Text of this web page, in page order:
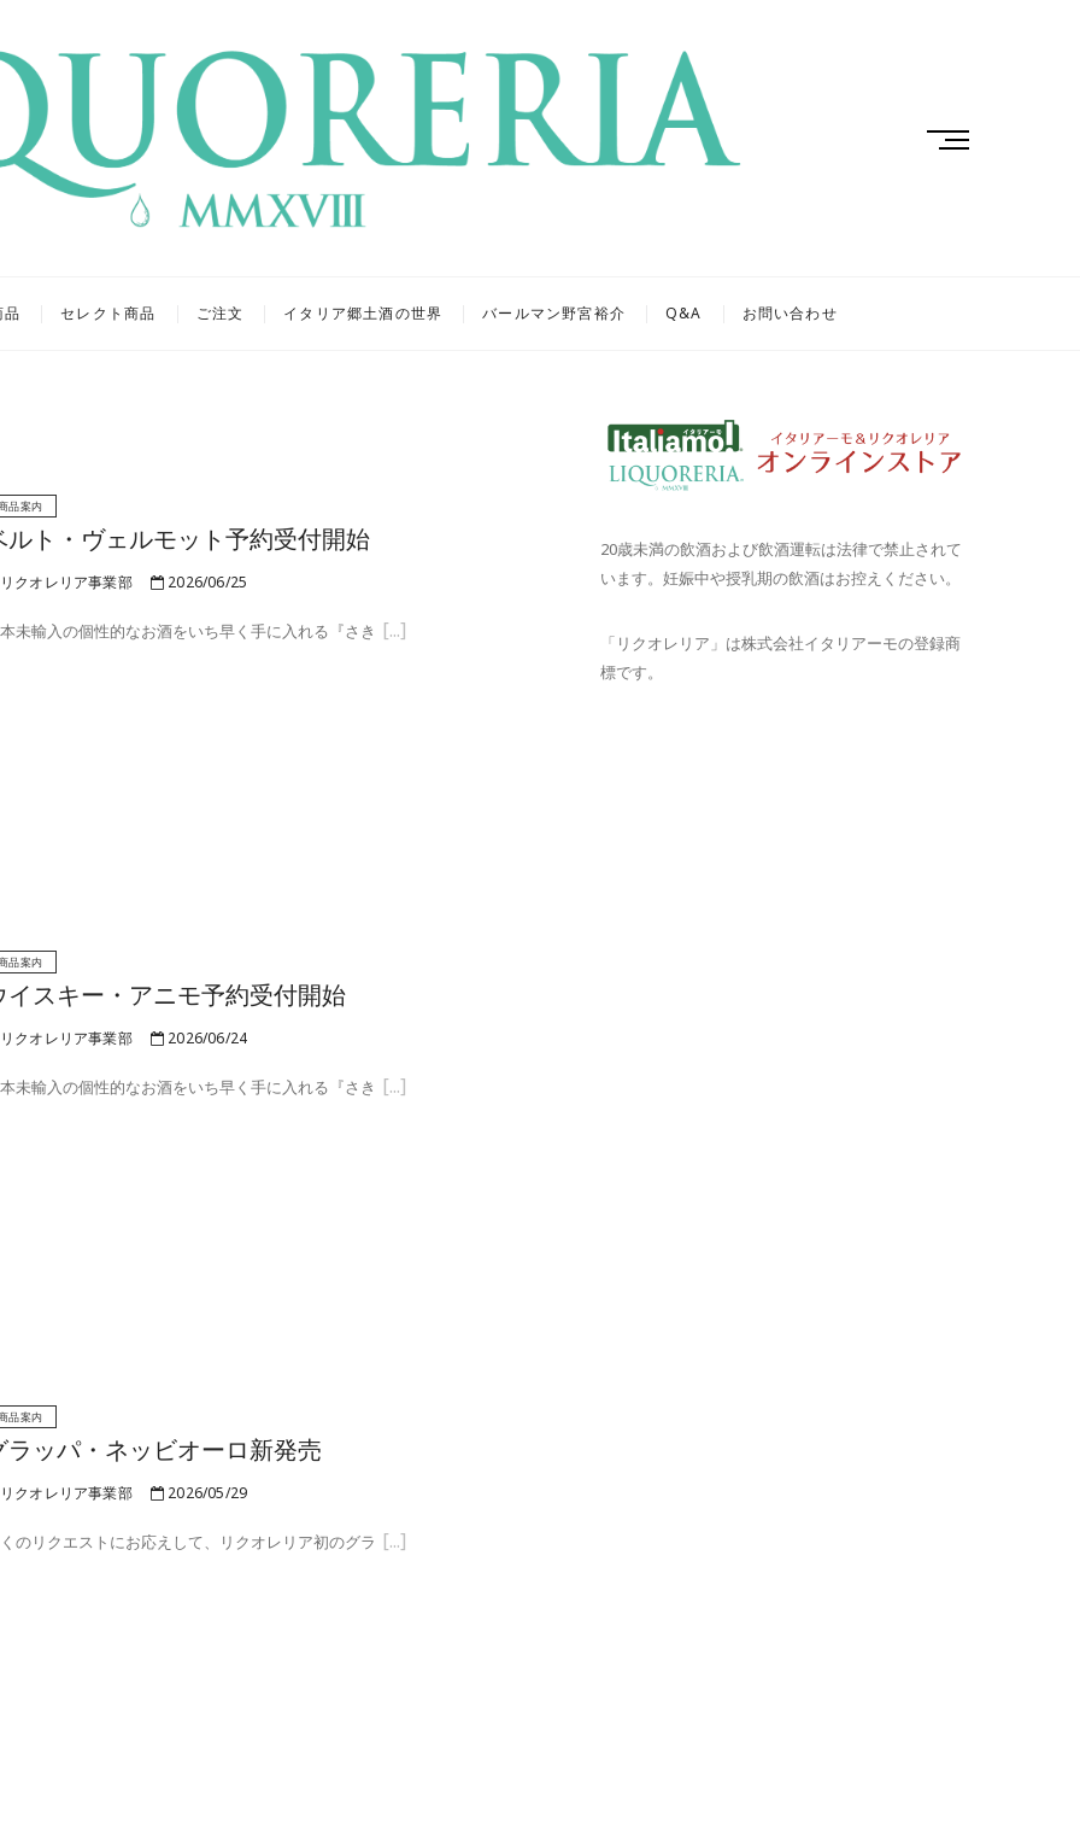
M
品 セレクト商品 ご注文 イタリア郷土酒の世界 バールマン野宮裕介 Q&A お問い合わせ
品案内
ルト・ヴェルモット予約受付開始
クオレリア事業部 2026/06/25
未輸入の個性的なお酒をいち早く手に入れる『さき
品案内
イスキー・アニモ予約受付開始
クオレリア事業部 2026/06/24
未輸入の個性的なお酒をいち早く手に入れる『さき
品案内
ラッパ・ネッビオーロ新発売
クオレリア事業部 2026/05/29
のリクエストにお応えして、リクオレリア初のグラ
20歳未満の飲酒および飲酒運転は法律で禁止されて
います。妊娠中や授乳期の飲酒はお控えください。
「リクオレリア」は株式会社イタリアーモの登録商
標です。